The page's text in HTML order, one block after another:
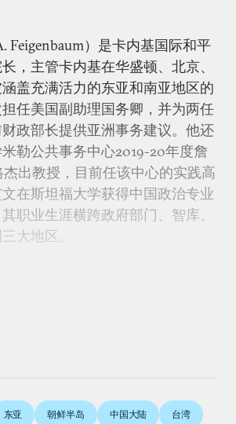
Feigenbaum）是卡内基国际和平
，主管卡内基在华盛顿、北京、
盖充满活力的东亚和南亚地区的
任美国副助理国务卿，并为两任
政部长提供亚洲事务建议。他还
勒公共事务中心2019-20年度詹
杰出教授，目前任该中心的实践高
在斯坦福大学获得中国政治专业
职业生涯横跨政府部门、智库、
大地区。
务的副助理国务卿（2007
管中亚事务的副助理国务卿
（2001年-2006年），以及副国
克的中国问题顾问，并密切协助佐
层对话。
东亚 朝鲜半岛 中国大陆 台湾